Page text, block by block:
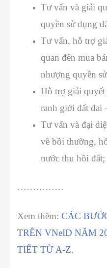
Tư vấn và giải
quyền sử dụng
Tư vấn, hỗ trợ
quan đến mua
nhượng quyền
Hỗ trợ giải quyết
ranh giới đất đai
Tư vấn và đại
về bồi thường,
nước thu hồi đất;
……………
Xem thêm: CÁC
TRÊN VNeID NĂM
TIẾT TỪ A-Z.